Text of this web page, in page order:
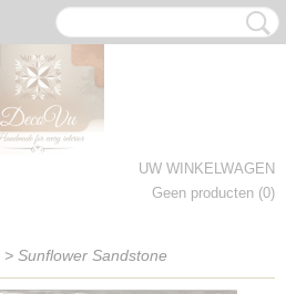
UW WINKELWAGEN
Geen producten (0)
> Sunflower Sandstone